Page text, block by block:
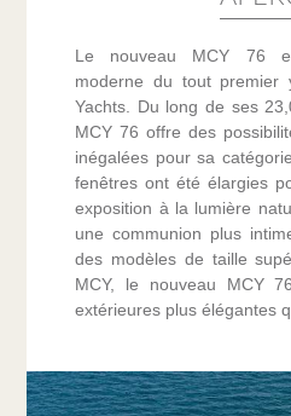
Le nouveau MCY 76
moderne du tout premier
Yachts. Du long de ses
MCY 76 offre des
inégalées pour sa
fenêtres ont été élargies
exposition à la lumière
une communion plus
des modèles de taille
MCY, le nouveau MCY
extérieures plus élégantes